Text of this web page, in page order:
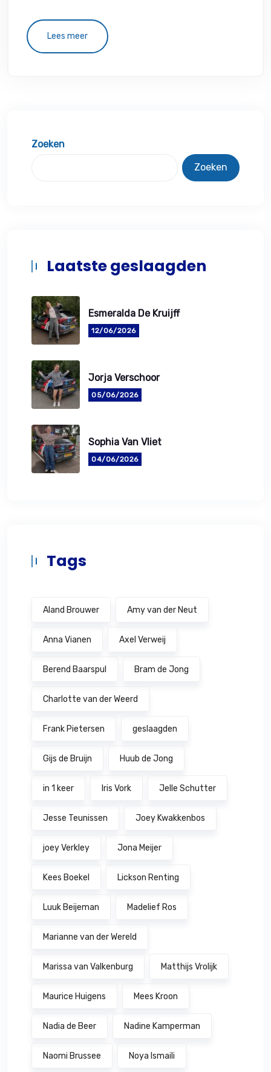
Lees meer
Zoeken
Zoeken
Laatste geslaagden
Esmeralda De Kruijff
12/06/2026
Jorja Verschoor
05/06/2026
Sophia Van Vliet
04/06/2026
Tags
Aland Brouwer Amy van der Neut
Anna Vianen Axel Verweij
Berend Baarspul Bram de Jong
Charlotte van der Weerd
Frank Pietersen geslaagden
Gijs de Bruijn Huub de Jong
in 1 keer Iris Vork Jelle Schutter
Jesse Teunissen Joey Kwakkenbos
joey Verkley Jona Meijer
Kees Boekel Lickson Renting
Luuk Beijeman Madelief Ros
Marianne van der Wereld
Marissa van Valkenburg Matthijs Vrolijk
Maurice Huigens Mees Kroon
Nadia de Beer Nadine Kamperman
Naomi Brussee Noya Ismaili